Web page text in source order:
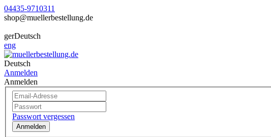
04435-9710311
shop@muellerbestellung.de
gerDeutsch
eng
Deutsch
Anmelden
Anmelden
Passwort vergessen
Anmelden